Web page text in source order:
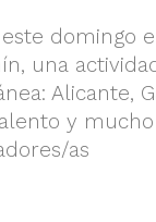
domingo
una
Alicante,
y
as